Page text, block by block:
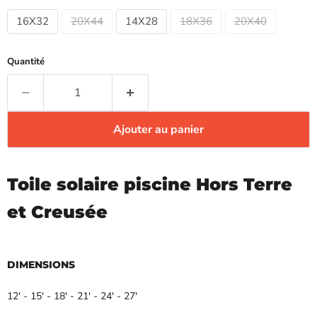
16X32 20X44 14X28 18X36 20X40
Quantité
Ajouter au panier
Toile solaire piscine Hors Terre
et Creusée
DIMENSIONS
12' - 15' - 18' - 21' - 24' - 27'